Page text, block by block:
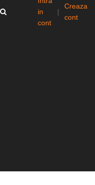
in
cont
|
Creaza
cont